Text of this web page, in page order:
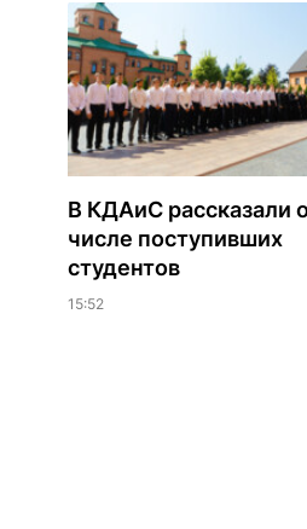
В КДАиС рассказали
числе поступивших
студентов
15:52